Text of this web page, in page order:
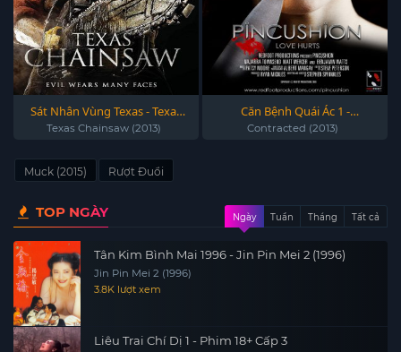
Sát Nhân Vùng Texas - Texas
Chainsaw (2013)
Texas Chainsaw (2013)
Căn Bệnh Quái Ác 1 -
Contracted (2013)
Contracted (2013)
Muck (2015) Rượt Đuổi
TOP NGÀY Ngày Tuần Tháng Tất cả
Tân Kim Bình Mai 1996 - Jin Pin Mei 2 (1996)
Jin Pin Mei 2 (1996)
3.8K lượt xem
Liêu Trai Chí Dị 1 - Phim 18+ Cấp 3